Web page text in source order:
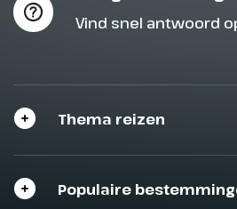
Sluit het
Vind snel antwoord
Thema reizen
Populaire